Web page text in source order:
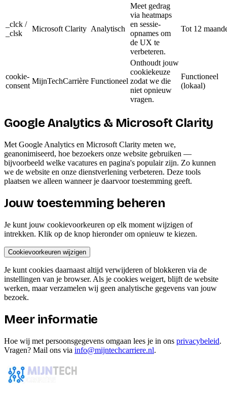
_clck /
_clsk
Microsoft Clarity Analytisch
Meet gedrag
via heatmaps
en sessie-
opnames om
de UX te
verbeteren.
Tot 12
cookie-
consent
MijnTechCarrière Functioneel
Onthoudt jouw
cookiekeuze
zodat we die
niet opnieuw
vragen.
Functioneel
(lokaal)
Google Analytics & Microsoft Clarity
Met Google Analytics en Microsoft Clarity meten we,
geanonimiseerd, hoe bezoekers onze website gebruiken —
bijvoorbeeld welke vacatures en pagina's populair zijn. Zo kunnen
we de website en onze dienstverlening verbeteren. Deze tools
plaatsen we alleen wanneer je daarvoor toestemming geeft.
Jouw toestemming beheren
Je kunt jouw cookievoorkeuren op elk moment wijzigen of
intrekken. Klik op de knop hieronder om opnieuw te kiezen.
Cookievoorkeuren wijzigen
Je kunt cookies daarnaast altijd verwijderen of blokkeren via de
instellingen van je browser. Als je cookies weigert, blijft de website
werken, maar verzamelen wij geen analytische gegevens van jouw
bezoek.
Meer informatie
Hoe wij met persoonsgegevens omgaan lees je in ons privacybeleid.
Vragen? Mail ons via info@mijntechcarriere.nl.